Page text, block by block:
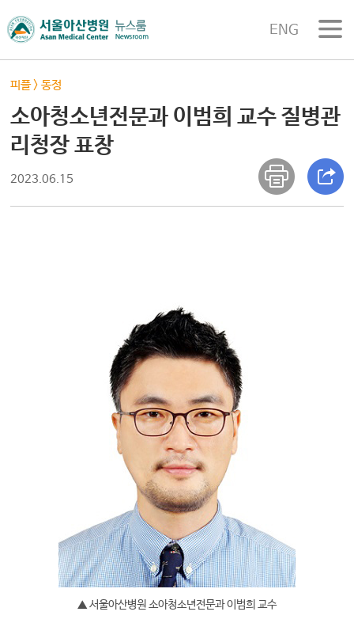
ENG
피플>동정
소아청소년전문과 이범희 교수 질병관
리청장 표창
2023.06.15
▲ 서울아산병원 소아청소년전문과 이범희 교수